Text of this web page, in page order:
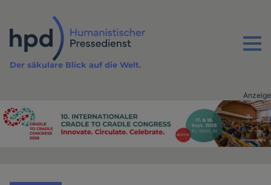
Inhalt
Menu
Der säkulare Blick auf die Welt.
Advertising
Anzeige